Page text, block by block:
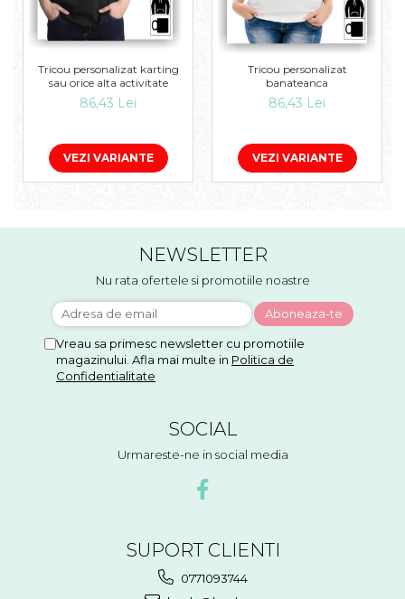
Tricou personalizat karting
sau orice alta activitate
86,43 Lei
VEZI VARIANTE
Tricou personalizat
banateanca
86,43 Lei
VEZI VARIANTE
NEWSLETTER
Nu rata ofertele si promotiile noastre
Vreau sa primesc newsletter cu promotiile
magazinului. Afla mai multe in Politica de
Confidentialitate
SOCIAL
Urmareste-ne in social media
SUPORT CLIENTI
0771093744